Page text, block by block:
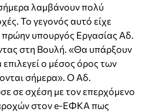
λαμβάνουν πολύ
Το γεγονός αυτό είχε
υπουργός Εργασίας Αδ.
στη Βουλή. «Θα υπάρξουν
ο μέσος όρος των
σήμερα». Ο Αδ.
σε σχέση με τον επερχόμενο
στον e-ΕΦΚΑ πως